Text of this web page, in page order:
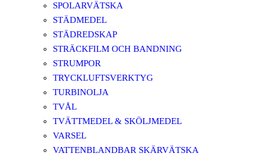
SPOLARVÄTSKA
STÄDMEDEL
STÄDREDSKAP
STRÄCKFILM OCH BANDNING
STRUMPOR
TRYCKLUFTSVERKTYG
TURBINOLJA
TVÅL
TVÄTTMEDEL & SKÖLJMEDEL
VARSEL
VATTENBLANDBAR SKÄRVÄTSKA